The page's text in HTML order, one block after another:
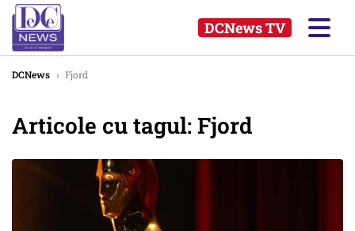
DCNews TV
DCNews › Fjord
Articole cu tagul: Fjord